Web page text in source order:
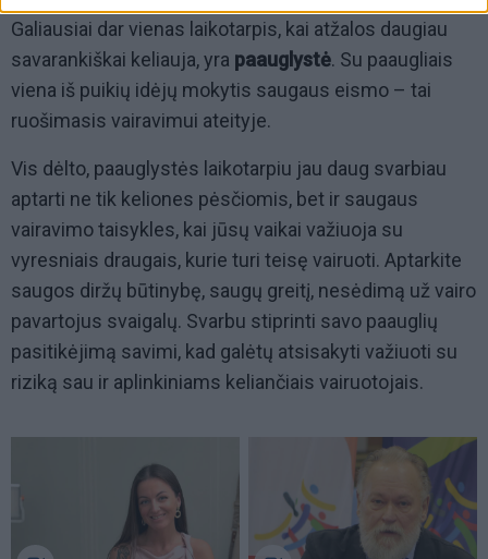
Galiausiai dar vienas laikotarpis, kai atžalos daugiau
savarankiškai keliauja, yra paauglystė. Su paaugliais
viena iš puikių idėjų mokytis saugaus eismo – tai
ruošimasis vairavimui ateityje.
Vis dėlto, paauglystės laikotarpiu jau daug svarbiau
aptarti ne tik keliones pėsčiomis, bet ir saugaus
vairavimo taisykles, kai jūsų vaikai važiuoja su
vyresniais draugais, kurie turi teisę vairuoti. Aptarkite
saugos diržų būtinybę, saugų greitį, nesėdimą už vairo
pavartojus svaigalų. Svarbu stiprinti savo paauglių
pasitikėjimą savimi, kad galėtų atsisakyti važiuoti su
riziką sau ir aplinkiniams keliančiais vairuotojais.